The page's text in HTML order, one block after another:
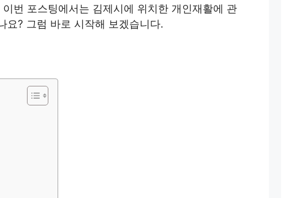
번 포스팅에서는 김제시에 위치한 개인재활에 관
요? 그럼 바로 시작해 보겠습니다.